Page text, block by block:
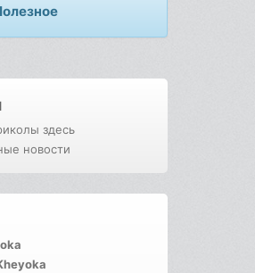
здесь
новости